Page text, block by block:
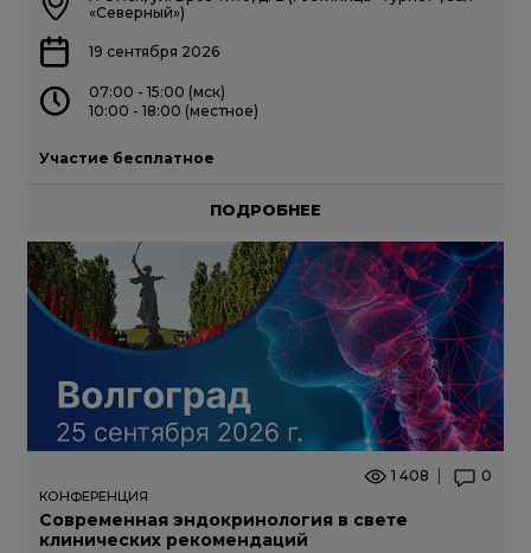
«Северный»)
19 сентября 2026
07:00 - 15:00 (мск)
10:00 - 18:00 (местное)
Участие бесплатное
ПОДРОБНЕЕ
1 408 0
КОНФЕРЕНЦИЯ
Современная эндокринология в свете
клинических рекомендаций